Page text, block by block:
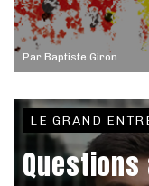
Par Baptiste Giron
LE GRAND